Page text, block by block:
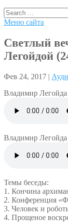
Меню сайта
Светлый
Легойдой
Фев 24, 2017 |
Владимир Легойда
Владимир Легойда
Темы беседы:
1. Кончина
2. Конференция
3. Человек и
4. Прощеное